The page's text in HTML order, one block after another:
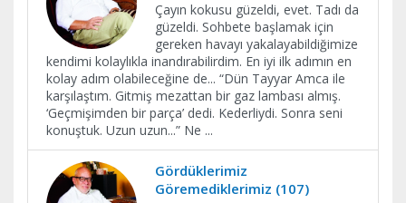
Çayın kokusu güzeldi, evet. Tadı da
güzeldi. Sohbete başlamak için
gereken havayı yakalayabildiğimize
kendimi kolaylıkla inandırabilirdim. En iyi ilk adımın en
kolay adım olabileceğine de... “Dün Tayyar Amca ile
karşılaştım. Gitmiş mezattan bir gaz lambası almış.
‘Geçmişimden bir parça’ dedi. Kederliydi. Sonra seni
konuştuk. Uzun uzun...” Ne ...
Gördüklerimiz
Göremediklerimiz (107)